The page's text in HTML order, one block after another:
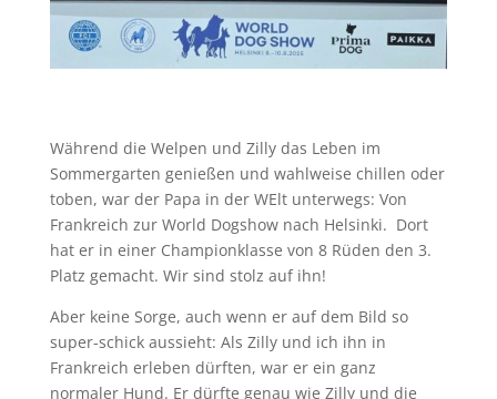
Während die Welpen und Zilly das Leben im
Sommergarten genießen und wahlweise chillen oder
toben, war der Papa in der WElt unterwegs: Von
Frankreich zur World Dogshow nach Helsinki. Dort
hat er in einer Championklasse von 8 Rüden den 3.
Platz gemacht. Wir sind stolz auf ihn!
Aber keine Sorge, auch wenn er auf dem Bild so
super-schick aussieht: Als Zilly und ich ihn in
Frankreich erleben dürften, war er ein ganz
normaler Hund. Er dürfte genau wie Zilly und die